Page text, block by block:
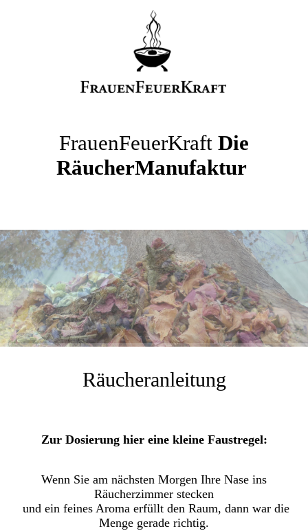
FrauenFeuerKraft Die
RäucherManufaktur
Räucheranleitung
Zur Dosierung hier eine kleine Faustregel:
Wenn Sie am nächsten Morgen Ihre Nase ins
Räucherzimmer stecken
und ein feines Aroma erfüllt den Raum, dann war die
Menge gerade richtig.